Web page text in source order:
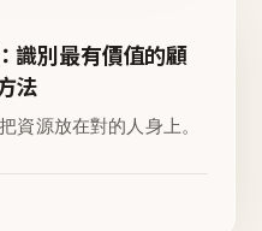
識別最有價值的顧
法
資源放在對的人身上。